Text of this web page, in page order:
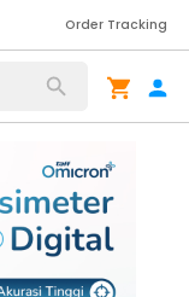
Order Tracking